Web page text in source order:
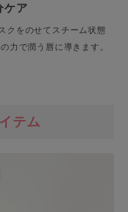
ケア
クをのせてスチーム状態
力で潤う唇に導きます。
テム